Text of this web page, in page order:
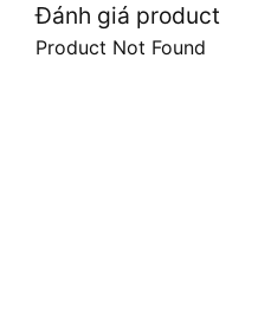
Đánh giá product
Product Not Found